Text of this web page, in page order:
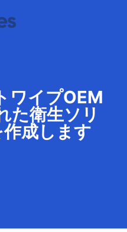
ワイプOEM
た衛生ソリ
成します